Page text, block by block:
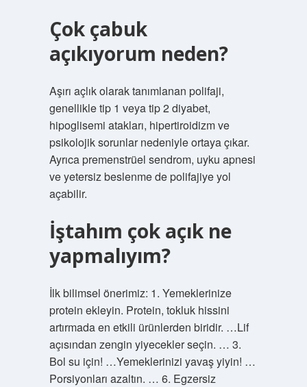
Çok çabuk
açıkıyorum neden?
Aşırı açlık olarak tanımlanan polifaji,
genellikle tip 1 veya tip 2 diyabet,
hipoglisemi atakları, hipertiroidizm ve
psikolojik sorunlar nedeniyle ortaya çıkar.
Ayrıca premenstrüel sendrom, uyku apnesi
ve yetersiz beslenme de polifajiye yol
açabilir.
İştahım çok açık ne
yapmalıyım?
İlk bilimsel önerimiz: 1. Yemeklerinize
protein ekleyin. Protein, tokluk hissini
artırmada en etkili ürünlerden biridir. …Lif
açısından zengin yiyecekler seçin. … 3.
Bol su için! …Yemeklerinizi yavaş yiyin! …
Porsiyonları azaltın. … 6. Egzersiz